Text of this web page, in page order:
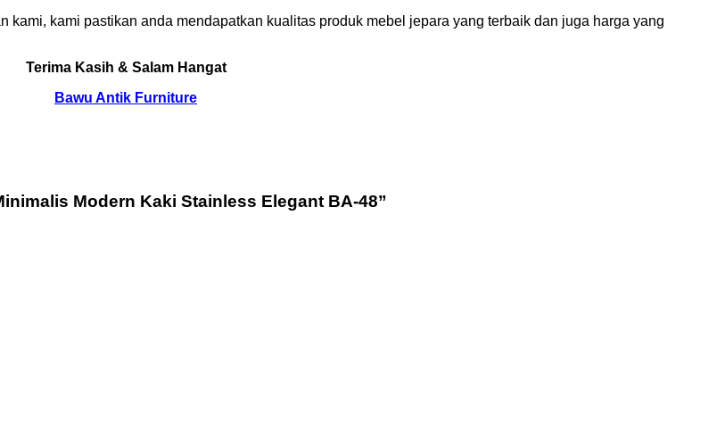
kami pastikan anda mendapatkan kualitas produk mebel jepara yang terbaik dan juga harga yang
Terima Kasih & Salam Hangat
Bawu Antik Furniture
Modern Kaki Stainless Elegant BA-48”